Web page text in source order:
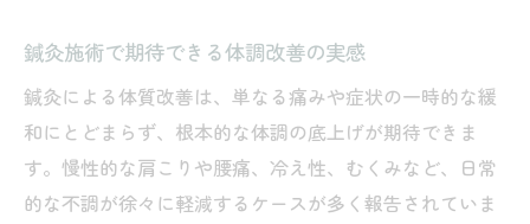
鍼灸施術で期待できる体調改善の実感
鍼灸による体質改善は、単なる痛みや症状の一時的な緩
和にとどまらず、根本的な体調の底上げが期待できま
す。慢性的な肩こりや腰痛、冷え性、むくみなど、日常
的な不調が徐々に軽減するケースが多く報告されていま